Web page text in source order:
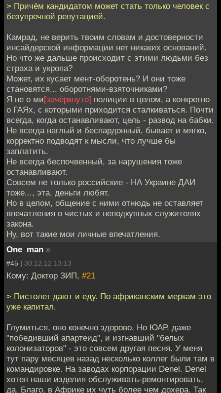
> Причём кандидатом может стать только человек с
безупречной репутацией.
Камрад, не верить твоим словам и достоверности
инсайдерской информации нет никаких оснований.
Но что же дальше происходит с этими людьми без
страха и укропа?
Может, их кусает мент-оборотень? И они тоже
становятся... оборотнями-взяточниками?
Я не о ми[зачёркнуто] полиции в целом, а конкретно
о ГАЯх, с которыми приходится сталкиваться. Почти
всегда, когда останавливают, цель - развод на бабки.
Не всегда наглый и беспардонный, бывает и мягко,
корректно подводят к мысли, что лучше бы
заплатить.
Не всегда беспочвенный, за нарушения тоже
останавливают.
Совсем не только российские - НА Украине ДАИ
тоже..., эта, деньги любят.
Но в целом, общение с ними отнюдь не оставляет
впечатления о чистых и неподкупных служителях
закона.
Ну, вот такие мои личные впечатления.
One_man »
#45 | 30.12.12 13:13
Кому: Доктор ЗИП, #21
> Пистолет дают и еду. По африканским меркам это
уже капитал.
Глумиться, оно конечно здорово. Но ЮАР, даже
"победивший апартеид", и изгнавший "белых
колонизаторов" - это совсем другая песня. У меня
тут пару месяцев назад несколько коллег были там в
командировке. На заводах корпорации Denel. Denel
хотел наши изделия обслуживать-ремонтировать,
да. Благо, в Африке их чуть более чем дохера. Так